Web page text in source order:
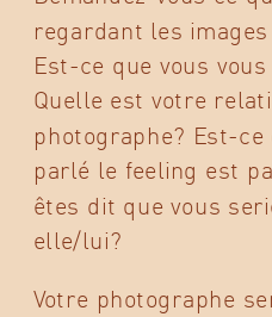
regardant les
Est-ce que vous
Quelle est votre
photographe? Est-
parlé le feeling est
êtes dit que vous
elle/lui?
Votre photographe